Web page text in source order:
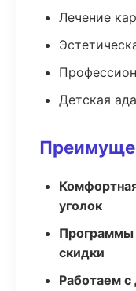
Лечение
Детская
уголок
Программы
скидки
Работаем